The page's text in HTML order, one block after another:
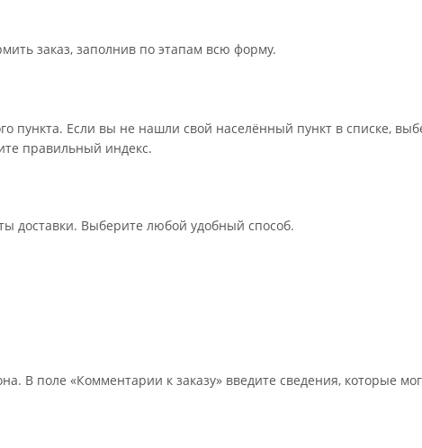
заказ, заполнив по этапам всю форму.
пункта. Если вы не нашли свой населённый пункт в списке,
правильный индекс.
доставки. Выберите любой удобный способ.
В поле «Комментарии к заказу» введите сведения, которые